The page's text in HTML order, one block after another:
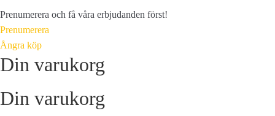
Prenumerera och få våra erbjudanden först!
Prenumerera
Ångra köp
Din varukorg
Din varukorg